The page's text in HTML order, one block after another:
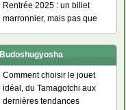
Rentrée 2025 : un billet
marronnier, mais pas que
Budoshugyosha
Comment choisir le jouet
idéal, du Tamagotchi aux
dernières tendances